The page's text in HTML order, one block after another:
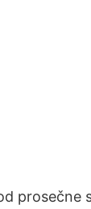
prosečne